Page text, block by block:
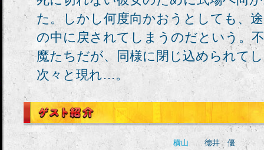
た。しかし何度向かおうとしても、
の中に戻されてしまうのだという。
魔たちだが、同様に閉じ込められて
次々と現れ…。
横山
徳井 優